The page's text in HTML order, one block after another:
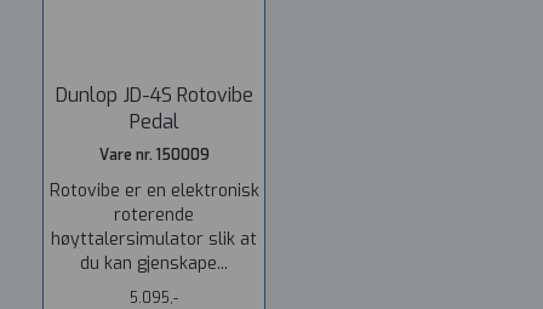
Dunlop JD-4S Rotovibe
Pedal
Vare nr. 150009
Rotovibe er en elektronisk
roterende
høyttalersimulator slik at
du kan gjenskape...
5.095,-